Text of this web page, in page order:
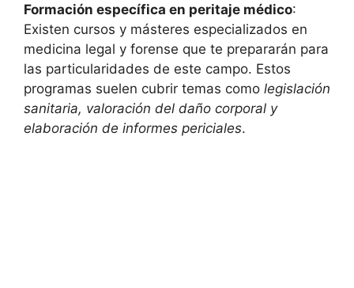
Formación específica en peritaje médico:
Existen cursos y másteres especializados en
medicina legal y forense que te prepararán para
las particularidades de este campo. Estos
programas suelen cubrir temas como legislación
sanitaria, valoración del daño corporal y
elaboración de informes periciales.